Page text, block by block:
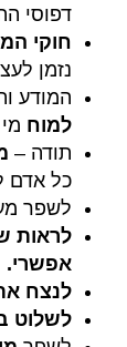
דפוסי
חוקי
נזמן
המודע
למוח
תודה –
כל אדם
לשפר
לראות
אפשרי.
לנצח
לשלוט